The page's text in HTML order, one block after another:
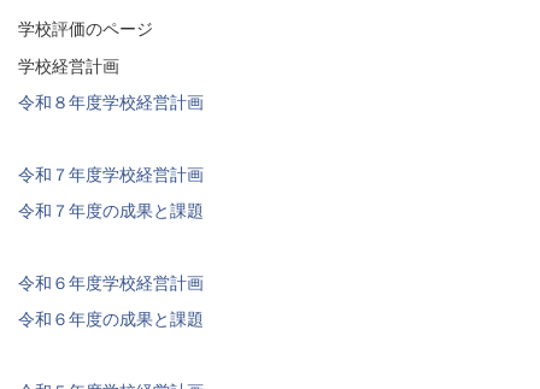
学校評価のページ
学校経営計画
令和８年度学校経営計画
令和７年度学校経営計画
令和７年度の成果と課題
令和６年度学校経営計画
令和６年度の成果と課題